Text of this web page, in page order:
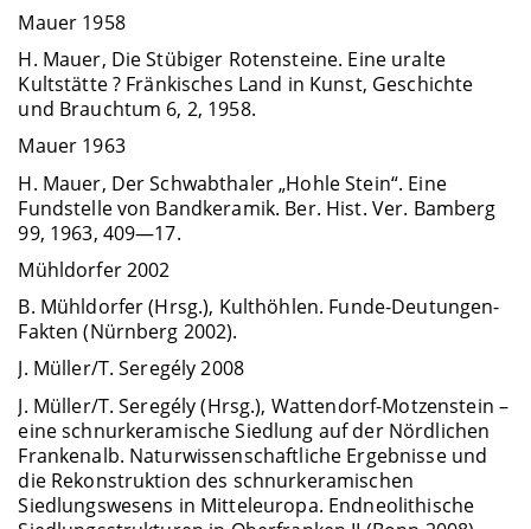
Mauer 1958
H. Mauer, Die Stübiger Rotensteine. Eine uralte
Kultstätte ? Fränkisches Land in Kunst, Geschichte
und Brauchtum 6, 2, 1958.
Mauer 1963
H. Mauer, Der Schwabthaler „Hohle Stein“. Eine
Fundstelle von Bandkeramik. Ber. Hist. Ver. Bamberg
99, 1963, 409—17.
Mühldorfer 2002
B. Mühldorfer (Hrsg.), Kulthöhlen. Funde-Deutungen-
Fakten (Nürnberg 2002).
J. Müller/T. Seregély 2008
J. Müller/T. Seregély (Hrsg.), Wattendorf-Motzenstein –
eine schnurkeramische Siedlung auf der Nördlichen
Frankenalb. Naturwissenschaftliche Ergebnisse und
die Rekonstruktion des schnurkeramischen
Siedlungswesens in Mitteleuropa. Endneolithische